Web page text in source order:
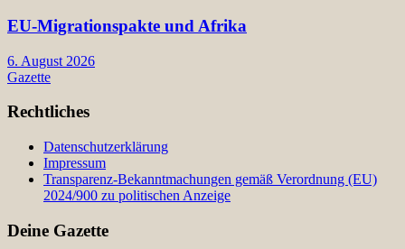
EU-Migrationspakte und Afrika
6. August 2026
Gazette
Rechtliches
Datenschutzerklärung
Impressum
Transparenz-Bekanntmachungen gemäß Verordnung (EU)
2024/900 zu politischen Anzeige
Deine Gazette